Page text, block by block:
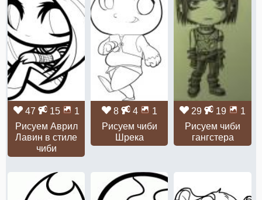
47 15
1
Рисуем Аврил
Лавин в стиле
чиби
8 4
1
Рисуем чиби
Шрека
29 19
1
Рисуем чиби
гангстера